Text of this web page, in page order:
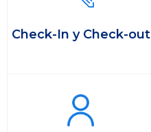
Check-In y Check-out